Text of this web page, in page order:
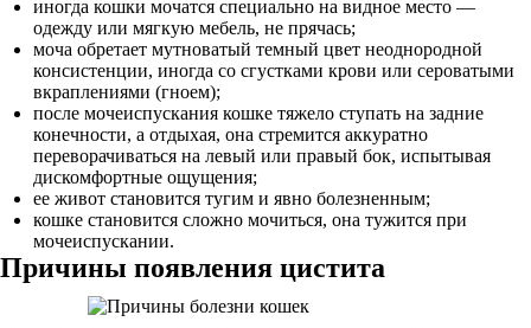
иногда кошки мочатся специально на видное место —
одежду или мягкую мебель, не прячась;
моча обретает мутноватый темный цвет неоднородной
консистенции, иногда со сгустками крови или сероватыми
вкраплениями (гноем);
после мочеиспускания кошке тяжело ступать на задние
конечности, а отдыхая, она стремится аккуратно
переворачиваться на левый или правый бок, испытывая
дискомфортные ощущения;
ее живот становится тугим и явно болезненным;
кошке становится сложно мочиться, она тужится при
мочеиспускании.
Причины появления цистита